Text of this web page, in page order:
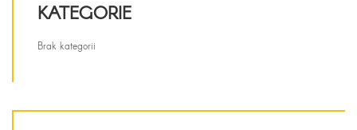
KATEGORIE
Brak kategorii